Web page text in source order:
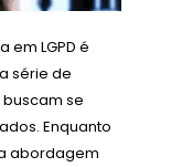
em LGPD é
série de
se
Enquanto
abordagem